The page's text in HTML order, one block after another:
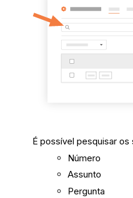
É possível pesquisar
Número
Assunto
Pergunta